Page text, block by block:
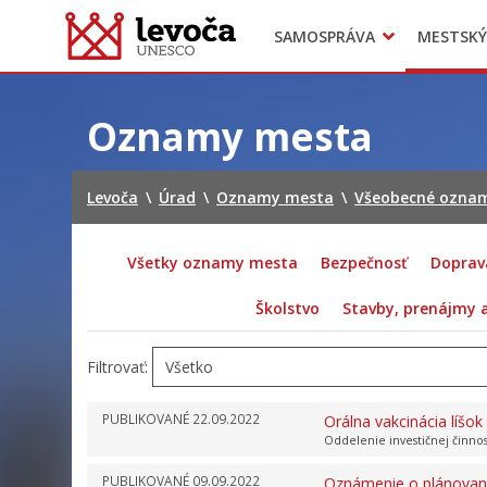
SAMOSPRÁVA
Dokumenty mesta
Projekty
Doprava
Oznamy mesta
Levoča \ Úrad \ Oznamy mesta \ Všeobecné
Všetky oznamy mesta Bezpečnosť
Školstvo Stavby, prenájmy
Filtrovať:
PUBLIKOVANÉ 22.09.2022 Orálna vakcinácia
Oddelenie investičnej
PUBLIKOVANÉ 09.09.2022